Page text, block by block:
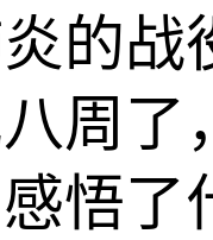
的战
周了
悟了